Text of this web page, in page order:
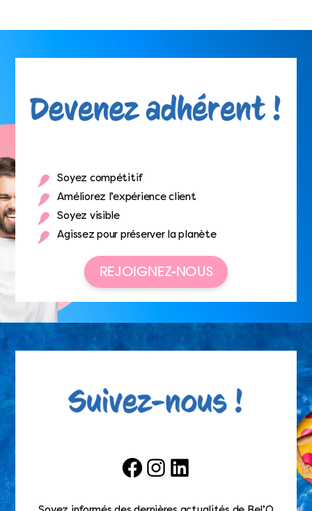
Soyez compétitif
Améliorez l’expérience client
Soyez visible
Agissez pour préserver la planète
REJOIGNEZ-NOUS
FacebookInstagramLinkedIn